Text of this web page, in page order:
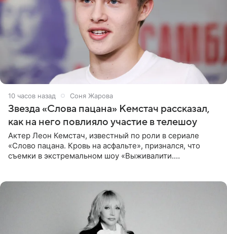
10 часов назад Соня Жарова
Звезда «Слова пацана» Кемстач рассказал,
как на него повлияло участие в телешоу
Актер Леон Кемстач, известный по роли в сериале
«Слово пацана. Кровь на асфальте», признался, что
съемки в экстремальном шоу «Выживалити.